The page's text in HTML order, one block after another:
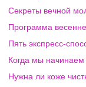
Секреты вечной
Программа
Пять экспресс-
Когда мы начинаем
Нужна ли коже